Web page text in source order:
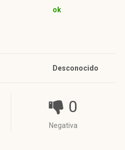
ok
Desconocido
0
Negativa